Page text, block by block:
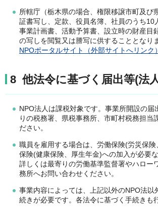
所轄庁（栃木県の場合、権限移譲市町及び
証書写し、定款、役員名簿、社員のうち10
事業計画書、活動予算書、設立時の財産目
の写しを閲覧又は謄写に供することとなり
NPOポータルサイト（外部サイトへリンク）
8 他法令に基づく届出等(法
NPO法人は課税対象です。事業所開設の届
りの税務署、県税事務所、市町村税務担当
ださい。
職員を雇用する場合は、労働保険(労災保
保険(健康保険、厚生年金)への加入が必要
詳しくは最寄りの労働基準監督署やハロー
務所へお問い合わせください。
事業内容によっては、上記以外のNPO法以
続きが必要です。各法令に基づく手続きも